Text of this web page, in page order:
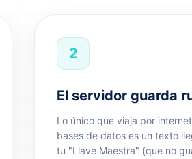
2
El servidor guarda
Lo único que viaja por
bases de datos es un texto
tu "Llave Maestra" (que no